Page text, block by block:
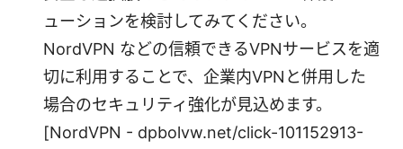
ューションを検討してみてください。
NordVPN などの信頼できるVPNサービスを適
切に利用することで、企業内VPNと併用した
場合のセキュリティ強化が見込めます。
[NordVPN - dpbolvw.net/click-101152913-